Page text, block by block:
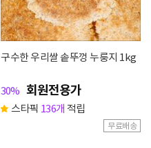
구수한 우리쌀 솥뚜껑 누룽지 1kg
30% 회원전용가
스타픽 136개 적립
무료배송